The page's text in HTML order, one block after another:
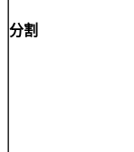
分割